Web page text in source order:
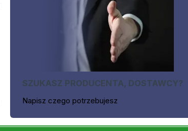
SZUKASZ PRODUCENTA, DOSTAWCY?
Napisz czego potrzebujesz